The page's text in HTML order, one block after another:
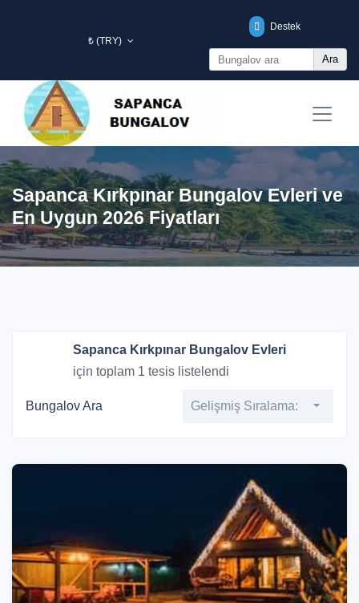
₺ (TRY)
Destek
Ara
Sapanca Kırkpınar Bungalov Evleri ve
En Uygun 2026 Fiyatları
Sapanca Kırkpınar Bungalov Evleri
için toplam 1 tesis listelendi
Bungalov Ara Gelişmiş Sıralama: